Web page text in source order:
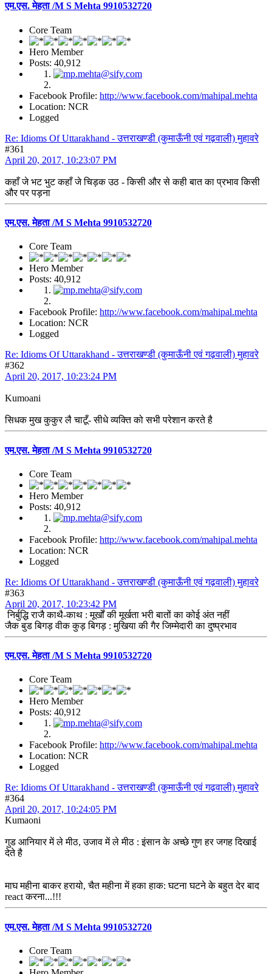
एम.एस. मेहता /M S Mehta 9910532720
Core Team
Hero Member
Posts: 40,912
Facebook Profile: http://www.facebook.com/mahipal.mehta
Location: NCR
Logged
Re: Idioms Of Uttarakhand - उत्तराखण्डी (कुमाऊँनी एवं गढ़वाली) मुहावरे
#361
April 20, 2017, 10:23:07 PM
कहाँ जे भट भुट कहाँ जे चिड़क उठ - किसी और से कही बात का प्रभाव किसी
और पर पड़ना
एम.एस. मेहता /M S Mehta 9910532720
Core Team
Hero Member
Posts: 40,912
Facebook Profile: http://www.facebook.com/mahipal.mehta
Location: NCR
Logged
Re: Idioms Of Uttarakhand - उत्तराखण्डी (कुमाऊँनी एवं गढ़वाली) मुहावरे
#362
April 20, 2017, 10:23:24 PM
Kumoani
सिधक मुख कुकुर लै चाटूँ- सीधे व्यक्ति को सभी परेशान करते है
एम.एस. मेहता /M S Mehta 9910532720
Core Team
Hero Member
Posts: 40,912
Facebook Profile: http://www.facebook.com/mahipal.mehta
Location: NCR
Logged
Re: Idioms Of Uttarakhand - उत्तराखण्डी (कुमाऊँनी एवं गढ़वाली) मुहावरे
#363
April 20, 2017, 10:23:42 PM
निर्बुद्धि राजै काथै-काथ : मूर्खों की मूर्खता भरी बातों का कोई अंत नहीं
जैक बुड बिगड़ वीक कुड़ बिगड़ : मुखिया की गैर जिम्मेदारी का दुष्प्रभाव
एम.एस. मेहता /M S Mehta 9910532720
Core Team
Hero Member
Posts: 40,912
Facebook Profile: http://www.facebook.com/mahipal.mehta
Location: NCR
Logged
Re: Idioms Of Uttarakhand - उत्तराखण्डी (कुमाऊँनी एवं गढ़वाली) मुहावरे
#364
April 20, 2017, 10:24:05 PM
Kumaoni
गुड आनियार में ले मीठ, उजाव में ले मीठ : इंसान के अच्छे गुण हर जगह दिखाई
देते है
माघ महीना बाकर हरायो, चैत महीना में हका हाक: घटना घटने के बहुत देर बाद
react करना...!!!
एम.एस. मेहता /M S Mehta 9910532720
Core Team